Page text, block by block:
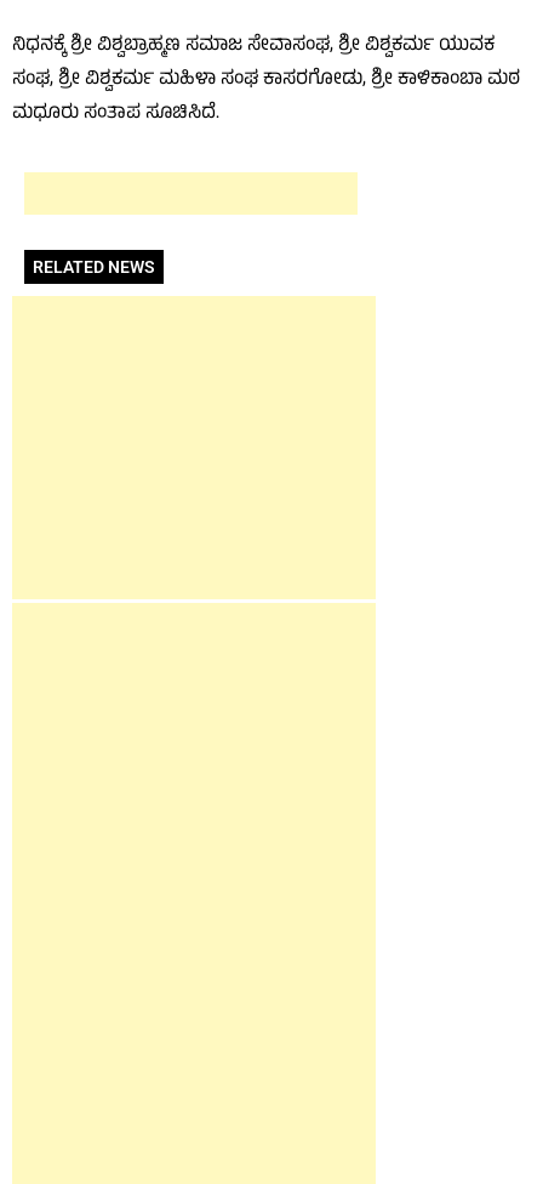
ನಿಧನಕ್ಕೆ ಶ್ರೀ ವಿಶ್ವಬ್ರಾಹ್ಮಣ ಸಮಾಜ ಸೇವಾಸಂಘ, ಶ್ರೀ ವಿಶ್ವಕರ್ಮ ಯುವಕ
ಸಂಘ, ಶ್ರೀ ವಿಶ್ವಕರ್ಮ ಮಹಿಳಾ ಸಂಘ ಕಾಸರಗೋಡು, ಶ್ರೀ ಕಾಳಿಕಾಂಬಾ ಮಠ
ಮಧೂರು ಸಂತಾಪ ಸೂಚಿಸಿದೆ.
RELATED NEWS